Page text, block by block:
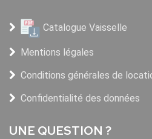
Catalogue Vaisselle
Mentions légales
Conditions générales de
Confidentialité des données
UNE QUESTION ?